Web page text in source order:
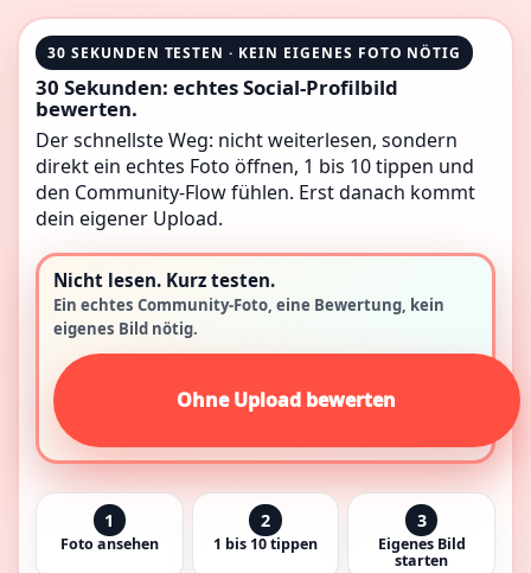
30 SEKUNDEN TESTEN · KEIN EIGENES FOTO NÖTIG
30 Sekunden: echtes Social-Profilbild
bewerten.
Der schnellste Weg: nicht weiterlesen, sondern
direkt ein echtes Foto öffnen, 1 bis 10 tippen und
den Community-Flow fühlen. Erst danach kommt
dein eigener Upload.
Nicht lesen. Kurz testen.
Ein echtes Community-Foto, eine Bewertung, kein
eigenes Bild nötig.
Ohne Upload bewerten
1
Foto ansehen
2
1 bis 10 tippen
3
Eigenes Bild
starten